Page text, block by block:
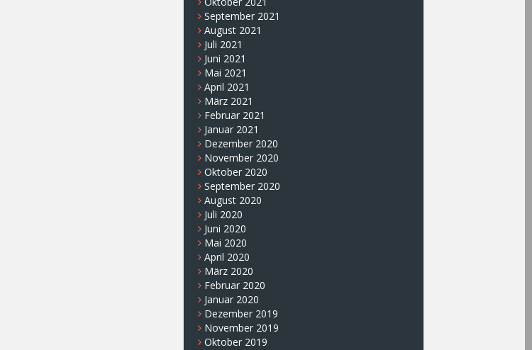
September 2021
August 2021
Juli 2021
Juni 2021
Mai 2021
April 2021
März 2021
Februar 2021
Januar 2021
Dezember 2020
November 2020
Oktober 2020
September 2020
August 2020
Juli 2020
Juni 2020
Mai 2020
April 2020
März 2020
Februar 2020
Januar 2020
Dezember 2019
November 2019
Oktober 2019